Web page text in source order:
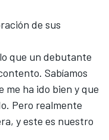
de sus
que un debutante
Sabíamos
me ha ido bien y que
Pero realmente
y este es nuestro